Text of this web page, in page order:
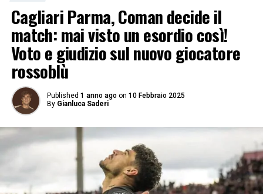
Cagliari Parma, Coman decide il
match: mai visto un esordio così!
Voto e giudizio sul nuovo giocatore
rossoblù
Published 1 anno ago on 10 Febbraio 2025
By Gianluca Saderi